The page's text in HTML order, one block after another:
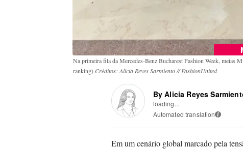
Na primeira fila da Mercedes-Benz Bucharest Fashion Week, meias
ranking) Créditos: Alicia Reyes Sarmiento // FashionUnited
By Alicia Reyes
loading...
Automated translation i
Em um cenário global marcado pela